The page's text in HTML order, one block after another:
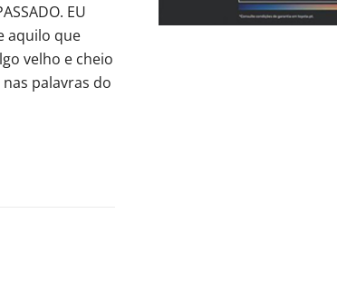
EU
aquilo que
velho e cheio
nas palavras do